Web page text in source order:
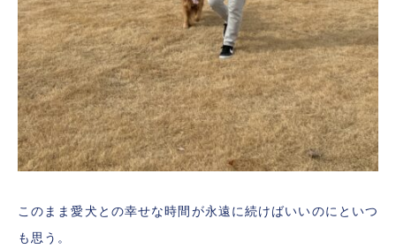
このまま愛犬との幸せな時間が永遠に続けばいいのにといつ
も思う。